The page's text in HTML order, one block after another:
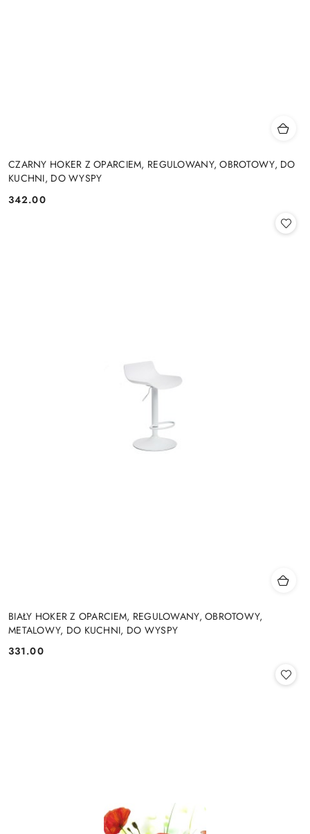
CZARNY HOKER Z OPARCIEM, REGULOWANY, OBROTOWY, DO
KUCHNI, DO WYSPY
Cena:
342.00
BIAŁY HOKER Z OPARCIEM, REGULOWANY, OBROTOWY,
METALOWY, DO KUCHNI, DO WYSPY
Cena:
331.00